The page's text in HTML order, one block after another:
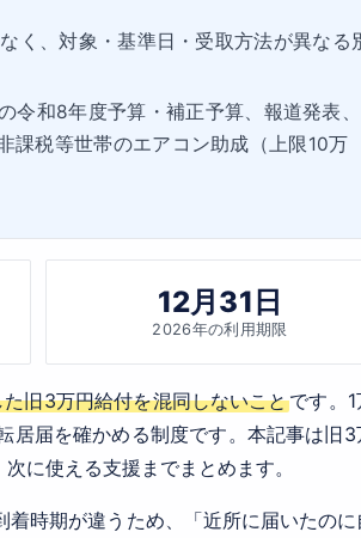
く、対象・基準日・受取方法が異なる
和8年度予算・補正予算、報道発表、
課税等世帯のエアコン助成（上限10万
12月31日
2026年の利用期限
旧3万円給付を混同しないことです。1
居届を確かめる制度です。本記事は旧3
に使える支援までまとめます。
時期が違うため、「近所に届いたのに